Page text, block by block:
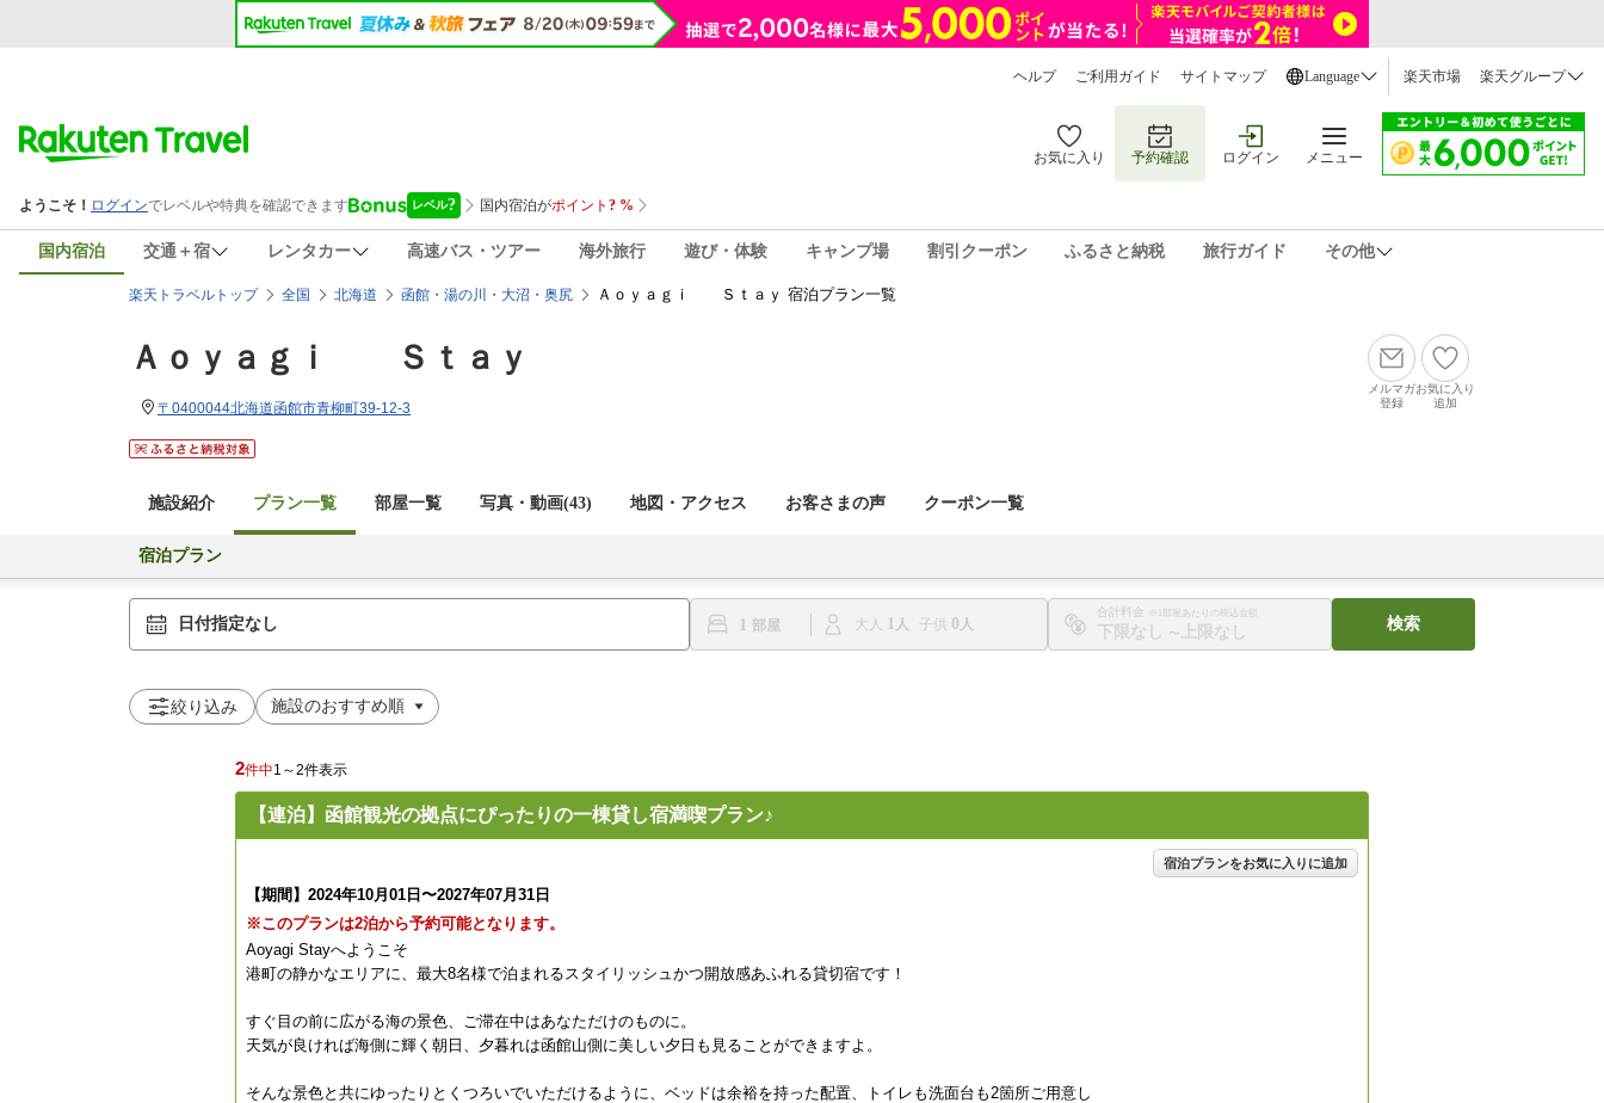
ヘルプ ご利用ガイド サイトマップ Language 楽天市場 楽天グループ
お気に入り 予約確認 ログイン メニュー
国内宿泊 交通＋宿 レンタカー 高速バス・ツアー 海外旅行 遊び・体験 キャンプ場 割引クーポン ふるさと納税 旅行ガイド その他
楽天トラベルトップ 全国 北海道 函館・湯の川・大沼・奥尻 Ａｏｙａｇｉ Ｓｔａｙ 宿泊プラン一覧
Ａｏｙａｇｉ Ｓｔａｙ
〒0400044北海道函館市青柳町39-12-3
メルマガ
登録
お気に入り
追加
施設紹介 プラン一覧 部屋一覧 写真・動画(43) 地図・アクセス お客さまの声 クーポン一覧
宿泊プラン
日付指定なし 1 大人 1 子供 0
合計料金 ※1部屋あたりの税込金額
〜
検索
絞り込み
2件中1～2件表示
【連泊】函館観光の拠点にぴったりの一棟貸し宿満喫プラン♪
宿泊プランをお気に入りに追加
【期間】2024年10月01日〜2027年07月31日
※このプランは2泊から予約可能となります。
Aoyagi Stayへようこそ
港町の静かなエリアに、最大8名様で泊まれるスタイリッシュかつ開放感あふれる貸切宿です！
すぐ目の前に広がる海の景色、ご滞在中はあなただけのものに。
天気が良ければ海側に輝く朝日、夕暮れは函館山側に美しい夕日も見ることができますよ。
そんな景色と共にゆったりとくつろいでいただけるように、ベッドは余裕を持った配置、トイレも洗面台も2箇所ご用意し